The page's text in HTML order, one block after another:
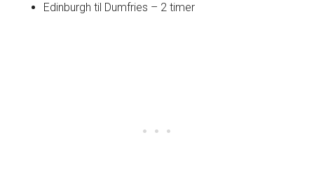
Edinburgh til Dumfries – 2 timer